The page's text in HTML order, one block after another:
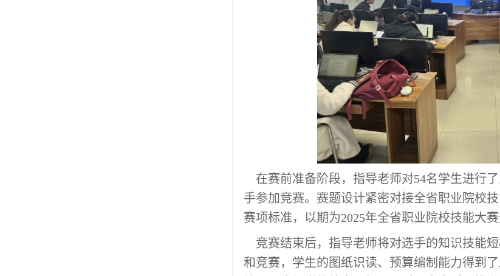
在赛前准备阶段，指导老师对54名学生进行
手参加竞赛。赛题设计紧密对接全省职业院校
赛项标准，以期为2025年全省职业院校技能大
竞赛结束后，指导老师将对选手的知识技能
和竞赛，学生的图纸识读、预算编制能力得到